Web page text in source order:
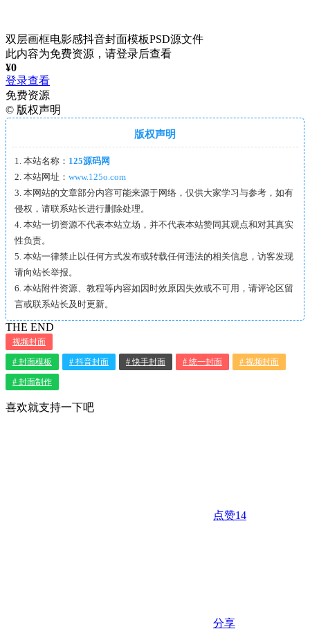
双层画框电影感抖音封面模板PSD源文件
此内容为免费资源，请登录后查看
¥0
登录查看
免费资源
© 版权声明
版权声明
1. 本站名称： 125源码网
2. 本站网址： www.125o.com
3. 本网站的文章部分内容可能来源于网络，仅供大家学习与参考，如有
侵权，请联系站长进行删除处理。
4. 本站一切资源不代表本站立场，并不代表本站赞同其观点和对其真实
性负责。
5. 本站一律禁止以任何方式发布或转载任何违法的相关信息，访客发现
请向站长举报。
6. 本站附件资源、教程等内容如因时效原因失效或不可用，请评论区留
言或联系站长及时更新。
THE END
视频封面
# 封面模板 # 抖音封面 # 快手封面 # 统一封面 # 视频封面
# 封面制作
喜欢就支持一下吧
点赞14
分享